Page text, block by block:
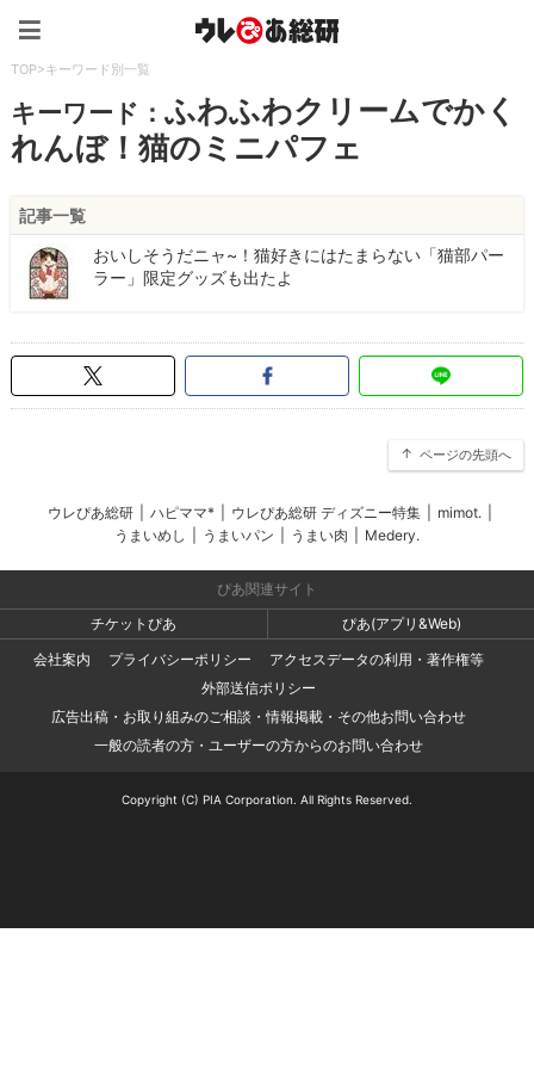
TOP>キーワード別一覧
キーワード：ふわふわクリームでかく
れんぼ！猫のミニパフェ
記事一覧
おいしそうだニャ~！猫好きにはたまらない「猫部パー
ラー」限定グッズも出たよ
ページの先頭へ
ウレぴあ総研 ハピママ* ウレぴあ総研 ディズニー特集 mimot.
うまいめし
うまいパン うまい肉 Medery.
ぴあ関連サイト
チケットぴあ
ぴあ(アプリ&Web)
会社案内
プライバシーポリシー
アクセスデータの利用・著作権等
外部送信ポリシー
広告出稿・お取り組みのご相談・情報掲載・その他お問い合わせ
一般の読者の方・ユーザーの方からのお問い合わせ
Copyright (C) PIA Corporation. All Rights Reserved.